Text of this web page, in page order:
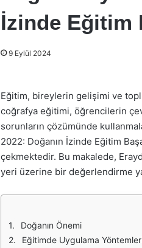
İzinde Eğitim
9 Eylül 2024
Eğitim, bireylerin gelişimi ve
coğrafya eğitimi, öğrencilerin
sorunların çözümünde
2022: Doğanın İzinde Eğitim
çekmektedir. Bu makalede,
yeri üzerine bir değerlendirme
Doğanın Önemi
Eğitimde Uygulama